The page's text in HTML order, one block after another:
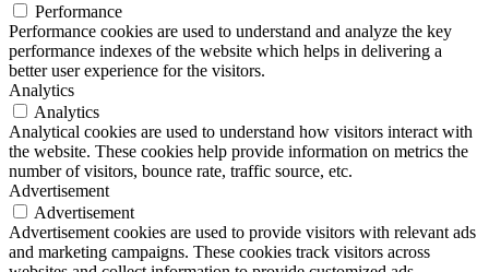
Performance
Performance cookies are used to understand and analyze the key
performance indexes of the website which helps in delivering a
better user experience for the visitors.
Analytics
Analytics
Analytical cookies are used to understand how visitors interact with
the website. These cookies help provide information on metrics the
number of visitors, bounce rate, traffic source, etc.
Advertisement
Advertisement
Advertisement cookies are used to provide visitors with relevant ads
and marketing campaigns. These cookies track visitors across